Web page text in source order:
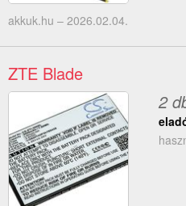
akkuk.hu – 2026.02.04.
ZTE Blade
2